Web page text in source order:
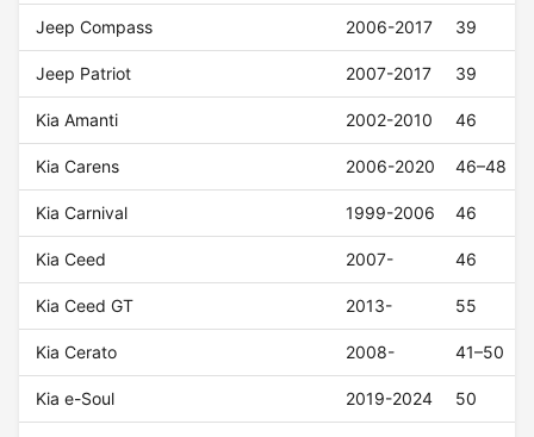
Jeep Compass 2006-2017 39
Jeep Patriot 2007-2017 39
Kia Amanti 2002-2010 46
Kia Carens 2006-2020 46–48
Kia Carnival 1999-2006 46
Kia Ceed 2007- 46
Kia Ceed GT 2013- 55
Kia Cerato 2008- 41–50
Kia e-Soul 2019-2024 50